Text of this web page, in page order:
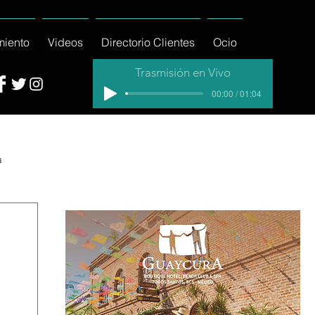
Videos Directorio Clientes Ocio
Trasmisión en Vivo
00:00 / 01:04